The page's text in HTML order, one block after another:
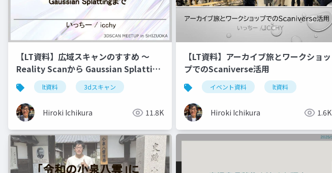
【LT資料】広域スキャンのすすめ 〜
Reality Scanから Gaussian Splatting
まで〜lt資料 3dスキャン
Hiroki Ichikura 11.8K
【LT資料】アーカイブ旅とワークショッ
プでのScaniverse活用
イベント資料 lt資料
Hiroki Ichikura 1.6K